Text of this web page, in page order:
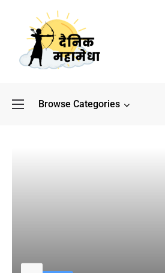
Browse Categories